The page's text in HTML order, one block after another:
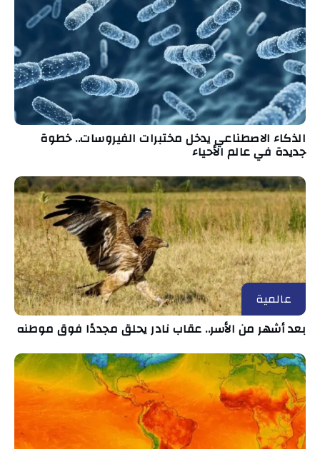
الذكاء الاصطناعي يدخل مختبرات الفيروسات.. خطوة
جديدة في عالم الأحياء
عالمية
بعد أشهر من الأسر.. عقاب نادر يحلق مجددًا فوق موطنه